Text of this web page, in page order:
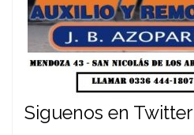
Siguenos en Twitter